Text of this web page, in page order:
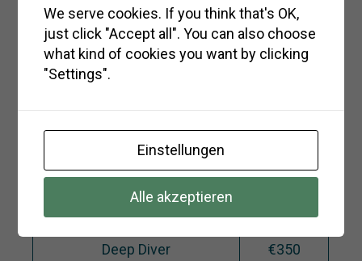
(Preis pro person)
Personen
€410 für 3
oder 4
Rescue Diver
(Preis pro person)
€430 für 3
Personen
Deep Diver
€350
We serve cookies. If you think that's OK,
just click "Accept all". You can also choose
what kind of cookies you want by clicking
"Settings".
Einstellungen
Alle akzeptieren